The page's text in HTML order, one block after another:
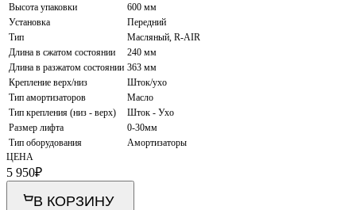
Высота упаковки
600 мм
Установка
Передний
Тип
Масляный, R-AIR
Длина в сжатом состоянии
240 мм
Длина в разжатом состоянии 363 мм
Крепление верх/низ
Шток/ухо
Тип амортизаторов
Масло
Тип крепления (низ - верх)
Шток - Ухо
Размер лифта
0-30мм
Тип оборудования
Амортизаторы
ЦЕНА
5 950₽
В КОРЗИНУ